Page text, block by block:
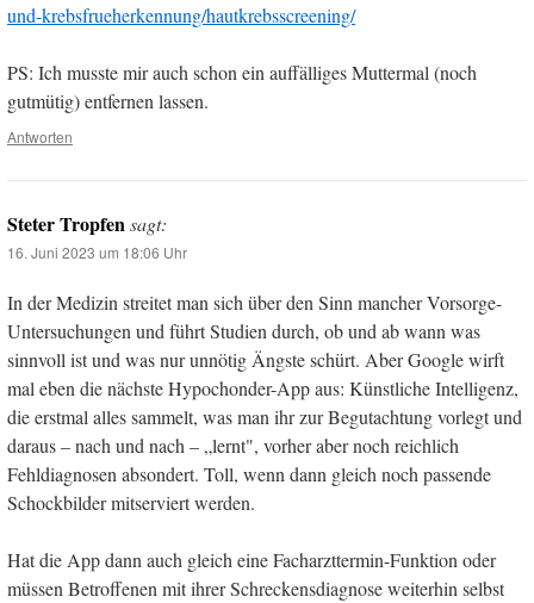
und-krebsfrueherkennung/hautkrebsscreening/
PS: Ich musste mir auch schon ein auffälliges Muttermal (noch
gutmütig) entfernen lassen.
Antworten
Steter Tropfensagt:
16. Juni 2023 um 18:06 Uhr
In der Medizin streitet man sich über den Sinn mancher Vorsorge-
Untersuchungen und führt Studien durch, ob und ab wann was
sinnvoll ist und was nur unnötig Ängste schürt. Aber Google wirft
mal eben die nächste Hypochonder-App aus: Künstliche Intelligenz,
die erstmal alles sammelt, was man ihr zur Begutachtung vorlegt und
daraus – nach und nach – „lernt", vorher aber noch reichlich
Fehldiagnosen absondert. Toll, wenn dann gleich noch passende
Schockbilder mitserviert werden.
Hat die App dann auch gleich eine Facharzttermin-Funktion oder
müssen Betroffenen mit ihrer Schreckensdiagnose weiterhin selbst